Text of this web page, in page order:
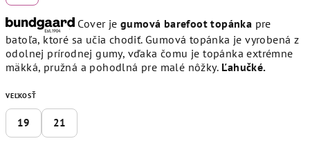
Cover je gumová barefoot topánka pre
batoľa, ktoré sa učia chodiť. Gumová topánka je vyrobená z
odolnej prírodnej gumy, vďaka čomu je topánka extrémne
mäkká, pružná a pohodlná pre malé nôžky. Ľahučké.
VEĽKOSŤ
19 21